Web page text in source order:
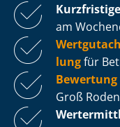
am
lungfür
Groß